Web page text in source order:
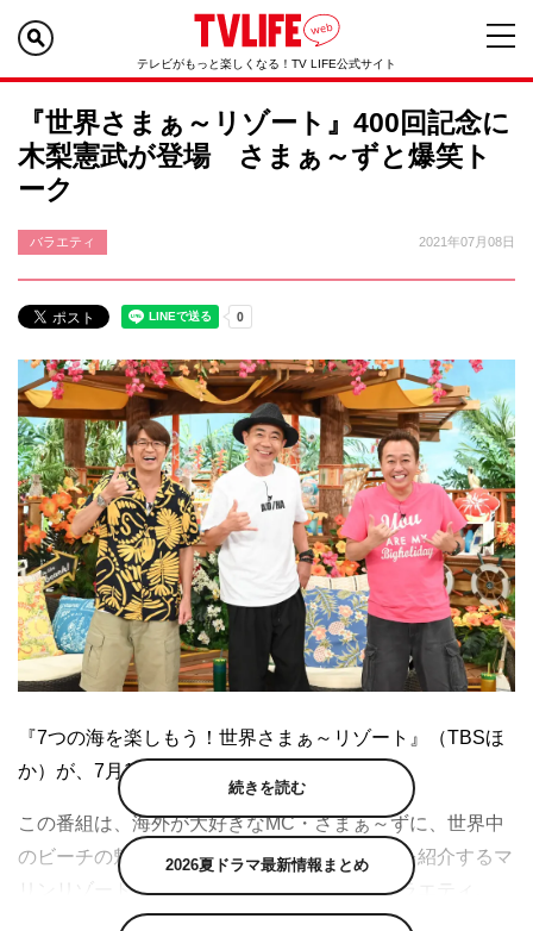
テレビがもっと楽しくなる！TV LIFE公式サイト
『世界さまぁ～リゾート』400回記念に
木梨憲武が登場 さまぁ～ずと爆笑ト
ーク
バラエティ 2021年07月08日
『7つの海を楽しもう！世界さまぁ～リゾート』（TBSほ
か）が、7月10日（土）で放送400回を迎える。
この番組は、海外が大好きなMC・さまぁ～ずに、世界中
のビーチの魅力やとっておきの海の楽しみ方を紹介するマ
リンリゾート気分が満喫できるビーチ自慢バラエティ。
続きを読む
2026夏ドラマ最新情報まとめ